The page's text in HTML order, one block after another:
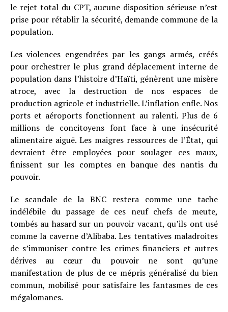
le rejet total du CPT, aucune disposition sérieuse n’est
prise pour rétablir la sécurité, demande commune de la
population.
Les violences engendrées par les gangs armés, créés
pour orchestrer le plus grand déplacement interne de
population dans l’histoire d’Haïti, génèrent une misère
atroce, avec la destruction de nos espaces de
production agricole et industrielle. L’inflation enfle. Nos
ports et aéroports fonctionnent au ralenti. Plus de 6
millions de concitoyens font face à une insécurité
alimentaire aiguë. Les maigres ressources de l’État, qui
devraient être employées pour soulager ces maux,
finissent sur les comptes en banque des nantis du
pouvoir.
Le scandale de la BNC restera comme une tache
indélébile du passage de ces neuf chefs de meute,
tombés au hasard sur un pouvoir vacant, qu’ils ont usé
comme la caverne d’Alibaba. Les tentatives maladroites
de s’immuniser contre les crimes financiers et autres
dérives au cœur du pouvoir ne sont qu’une
manifestation de plus de ce mépris généralisé du bien
commun, mobilisé pour satisfaire les fantasmes de ces
mégalomanes.